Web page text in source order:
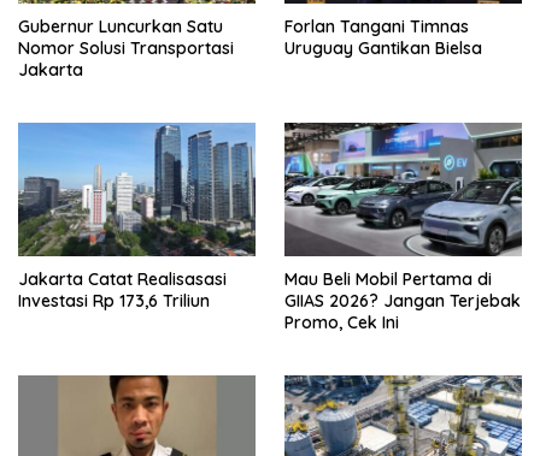
Gubernur Luncurkan Satu
Nomor Solusi Transportasi
Jakarta
Forlan Tangani Timnas
Uruguay Gantikan Bielsa
Jakarta Catat Realisasasi
Investasi Rp 173,6 Triliun
Mau Beli Mobil Pertama di
GIIAS 2026? Jangan Terjebak
Promo, Cek Ini